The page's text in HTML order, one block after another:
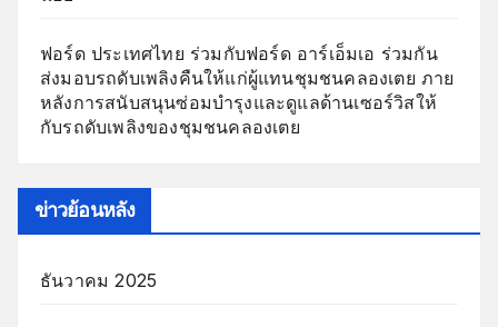
ฟอร์ด ประเทศไทย ร่วมกับฟอร์ด อาร์เอ็มเอ ร่วมกัน
ส่งมอบรถดับเพลิงคืนให้แก่ผู้แทนชุมชนคลองเตย ภาย
หลังการสนับสนุนซ่อมบำรุงและดูแลด้านเซอร์วิสให้
กับรถดับเพลิงของชุมชนคลองเตย
ข่าวย้อนหลัง
ธันวาคม 2025